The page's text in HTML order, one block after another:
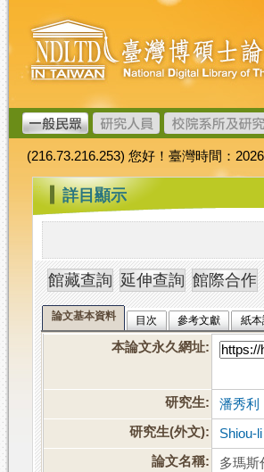
跳
到
主
要
內
容
臺
灣
博
碩
士
論
文
加
值
系
統
(216.73.216.253) 您好！臺灣時間：
::: 詳目顯示
論文基本資料 目次 參考文獻 紙本
本論文永久網址:
研究生:
潘秀利
研究生(外文):
Shiou-
論文名稱:
多瑪斯